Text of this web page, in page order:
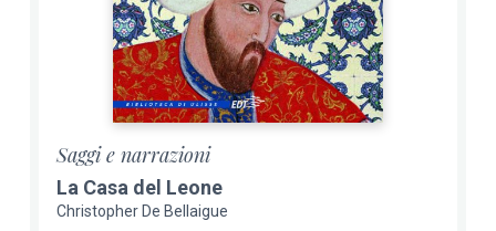
Saggi e narrazioni
La Casa del Leone
Christopher De Bellaigue